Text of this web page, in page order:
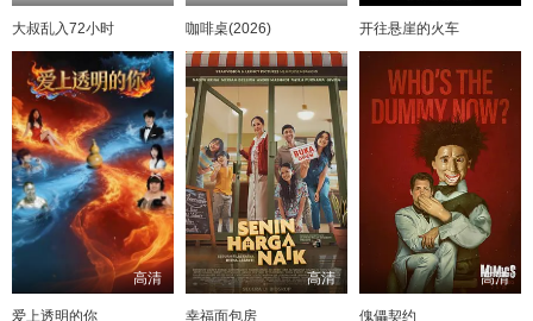
大叔乱入72小时 咖啡桌(2026) 开往悬崖的火车
高清
爱上透明的你
高清
幸福面包房
高清
傀儡契约